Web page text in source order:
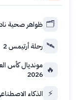
🗂️ ظواهر صحية
🛰️ رحلة أرتيمس 2
🔥 مونديال كأس
2026
⚡ الذكاء